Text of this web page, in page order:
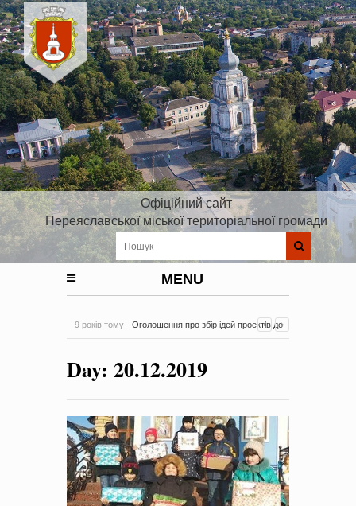
Офіційний сайт
Переяславської міської територіальної громади
MENU
9 років тому - Оголошення про збір ідей проектів до
на період 2018 – 2020 роки Оголошення про збір ідей
проектів
-0 Коментарів
Day: 20.12.2019